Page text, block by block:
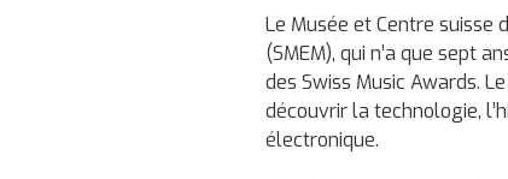
Le Musée et Centre suisse
(SMEM), qui n’a que sept
des Swiss Music Awards.
découvrir la technologie,
électronique.